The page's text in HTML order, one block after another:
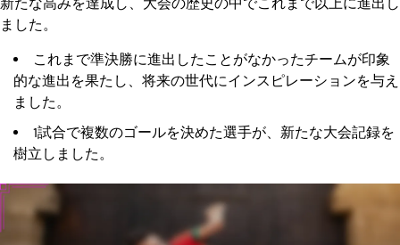
ました。
これまで準決勝に進出したことがなかったチームが印象
的な進出を果たし、将来の世代にインスピレーションを与え
ました。
1試合で複数のゴールを決めた選手が、新たな大会記録を
樹立しました。